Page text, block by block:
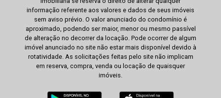
informação referente aos valores e dados de seus imóveis
sem aviso prévio. O valor anunciado do condomínio é
aproximado, podendo ser maior, menor ou mesmo passível
de alteração no decorrer da locação. Pode ocorrer de algum
imóvel anunciado no site não estar mais disponível devido à
rotatividade. As solicitações feitas pelo site não implicam
em reserva, compra, venda ou locação de quaisquer
imóveis.